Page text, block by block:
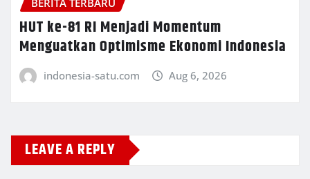
HUT ke-81 RI Menjadi Momentum
Menguatkan Optimisme Ekonomi Indonesia
indonesia-satu.com Aug 6, 2026
LEAVE A REPLY